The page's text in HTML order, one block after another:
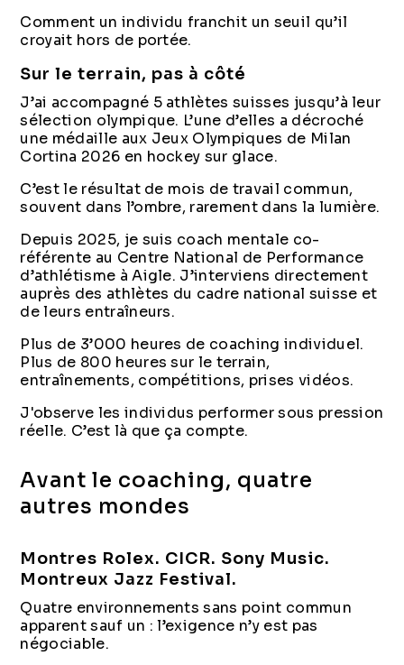
Comment un individu franchit un seuil qu’il
croyait hors de portée.
Sur le terrain, pas à côté
J’ai accompagné 5 athlètes suisses jusqu’à leur
sélection olympique. L’une d’elles a décroché
une médaille aux Jeux Olympiques de Milan
Cortina 2026 en hockey sur glace.
C’est le résultat de mois de travail commun,
souvent dans l’ombre, rarement dans la lumière.
Depuis 2025, je suis coach mentale co-
référente au Centre National de Performance
d’athlétisme à Aigle. J’interviens directement
auprès des athlètes du cadre national suisse et
de leurs entraîneurs.
Plus de 3’000 heures de coaching individuel.
Plus de 800 heures sur le terrain,
entraînements, compétitions, prises vidéos.
J'observe les individus performer sous pression
réelle. C’est là que ça compte.
Avant le coaching, quatre
autres mondes
Montres Rolex. CICR. Sony Music.
Montreux Jazz Festival.
Quatre environnements sans point commun
apparent sauf un : l’exigence n’y est pas
négociable.